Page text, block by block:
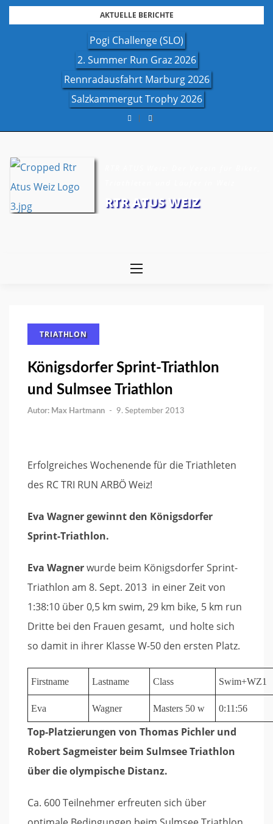
Skip
AKTUELLE BERICHTE
Pogi Challenge (SLO)
2. Summer Run Graz 2026
Rennradausfahrt Marburg 2026
Salzkammergut Trophy 2026
RTR ATUS WEIZ
TRIATHLON
Königsdorfer Sprint-Triathlon
und Sulmsee Triathlon
Max Hartmann - 9. September 2013
Erfolgreiches Wochenende für die Triathleten
des RC TRI RUN ARBÖ Weiz!
Eva Wagner gewinnt den Königsdorfer
Sprint-Triathlon.
Eva Wagnerwurde beim Königsdorfer Sprint-
Triathlon am 8. Sept. 2013 in einer Zeit von
1:38:10 über 0,5 km swim, 29 km bike, 5 km run
Dritte bei den Frauen gesamt, und holte sich
so damit in ihrer Klasse W-50 den ersten Platz.
Firstname Lastname Class Swim+WZ1
Eva Wagner Masters 50 w 0:11:56
Top-Platzierungen von Thomas Pichler und
Robert Sagmeister beim Sulmsee Triathlon
über die olympische Distanz.
Ca. 600 Teilnehmer erfreuten sich über